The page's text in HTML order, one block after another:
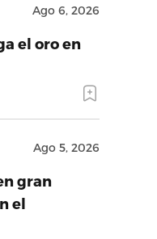
Ago 6, 2026
el oro en
Ago 5, 2026
gran
el